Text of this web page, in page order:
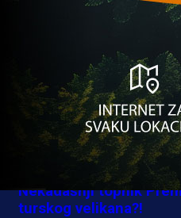
Premijer liga BiH
Nekadašnji topnik
turskog velikana?!